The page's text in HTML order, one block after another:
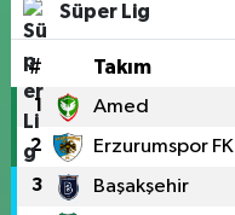
Süper Lig
# Takım
1 Amed
2 Erzurumspor FK
3 Başakşehir